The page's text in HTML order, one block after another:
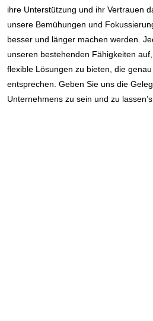
ihre Unterstützung und ihr Vertrauen
unsere Bemühungen und
besser und länger machen werden.
unseren bestehenden Fähigkeiten
flexible Lösungen zu bieten, die
entsprechen. Geben Sie uns die
Unternehmens zu sein und zu